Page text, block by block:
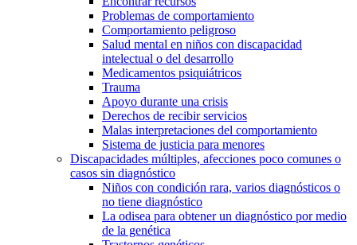
Problemas de comportamiento
Comportamiento peligroso
Salud mental en niños con discapacidad
intelectual o del desarrollo
Medicamentos psiquiátricos
Trauma
Apoyo durante una crisis
Derechos de recibir servicios
Malas interpretaciones del comportamiento
Sistema de justicia para menores
Discapacidades múltiples, afecciones poco comunes o
casos sin diagnóstico
Niños con condición rara, varios diagnósticos o
no tiene diagnóstico
La odisea para obtener un diagnóstico por medio
de la genética